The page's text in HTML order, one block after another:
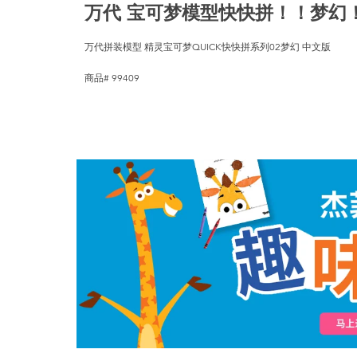
万代 宝可梦模型快快拼！！梦幻
万代拼装模型 精灵宝可梦QUICK快快拼系列02梦幻 中文版
商品# 99409